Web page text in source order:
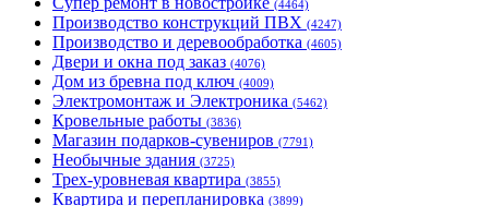
(4464)
Производство конструкций ПВХ (4247)
Производство и деревообработка (4605)
Двери и окна под заказ (4076)
Дом из бревна под ключ (4009)
Электромонтаж и Электроника (5462)
Кровельные работы (3836)
Магазин подарков-сувениров (7791)
Необычные здания (3725)
Трех-уровневая квартира (3855)
Квартира и перепланировка (3899)